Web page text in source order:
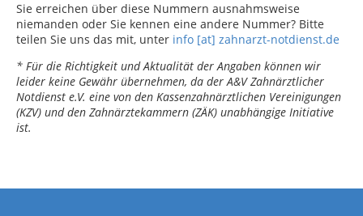
Sie erreichen über diese Nummern ausnahmsweise
niemanden oder Sie kennen eine andere Nummer? Bitte
teilen Sie uns das mit, unter info [at] zahnarzt-notdienst.de
* Für die Richtigkeit und Aktualität der Angaben können wir
leider keine Gewähr übernehmen, da der A&V Zahnärztlicher
Notdienst e.V. eine von den Kassenzahnärztlichen Vereinigungen
(KZV) und den Zahnärztekammern (ZÄK) unabhängige Initiative
ist.